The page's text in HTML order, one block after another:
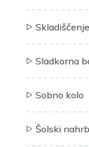
Skladiščenje
Sladkorna
Sobno kolo
Šolski